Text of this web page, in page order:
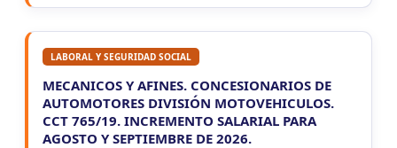
LABORAL Y SEGURIDAD SOCIAL
MECANICOS Y AFINES. CONCESIONARIOS DE
AUTOMOTORES DIVISIÓN MOTOVEHICULOS.
CCT 765/19. INCREMENTO SALARIAL PARA
AGOSTO Y SEPTIEMBRE DE 2026.